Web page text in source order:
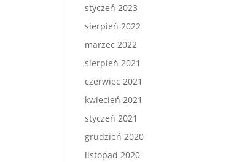
styczeń 2023
sierpień 2022
marzec 2022
sierpień 2021
czerwiec 2021
kwiecień 2021
styczeń 2021
grudzień 2020
listopad 2020